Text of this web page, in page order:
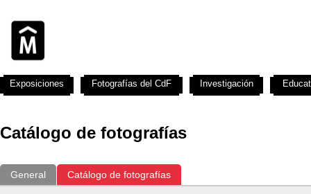
Catálogo de fotografías
General Catálogo de fotografías
Exposiciones Fotografías del CdF Investigación